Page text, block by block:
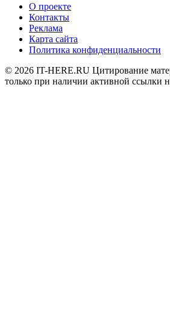
О проекте
Контакты
Реклама
Карта сайта
Политика конфиденциальности
© 2026 IT-HERE.RU Цитирование
только при наличии активной ссылки